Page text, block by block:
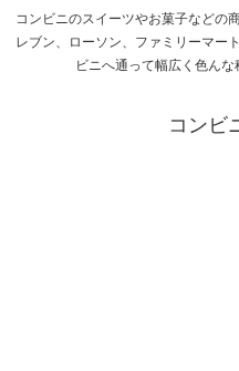
コンビニのスイーツやお菓子などの
レブン、ローソン、ファミリーマー
ビニへ通って幅広く色んな
コンビ